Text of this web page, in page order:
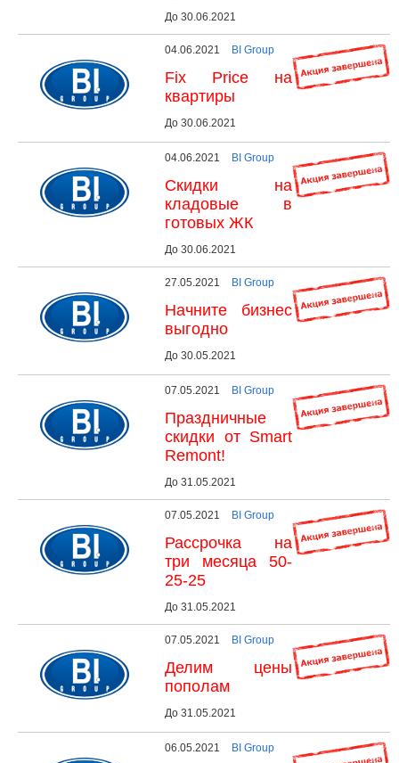
До 30.06.2021
04.06.2021 BI Group
Fix Price на
квартиры
До 30.06.2021
04.06.2021 BI Group
Скидки на
кладовые в
готовых ЖК
До 30.06.2021
27.05.2021 BI Group
Начните бизнес
выгодно
До 30.05.2021
07.05.2021 BI Group
Праздничные
скидки от Smart
Remont!
До 31.05.2021
07.05.2021 BI Group
Рассрочка на
три месяца 50-
25-25
До 31.05.2021
07.05.2021 BI Group
Делим цены
пополам
До 31.05.2021
06.05.2021 BI Group